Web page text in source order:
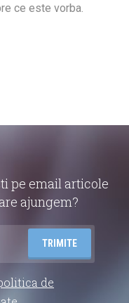
ce este vorba.
pe email articole
ajungem?
de